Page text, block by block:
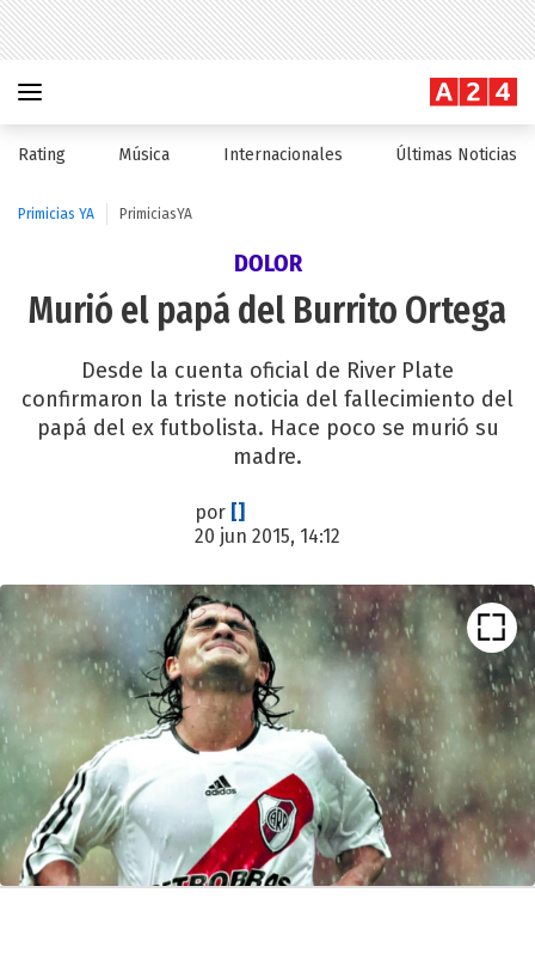
Rating Música Internacionales Últimas Noticias
Primicias YA PrimiciasYA
DOLOR
Murió el papá del Burrito Ortega
Desde la cuenta oficial de River Plate
confirmaron la triste noticia del fallecimiento del
papá del ex futbolista. Hace poco se murió su
madre.
por []
20 jun 2015, 14:12